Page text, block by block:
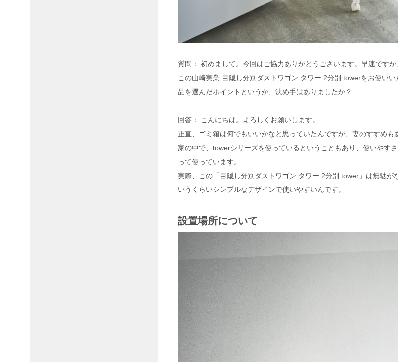
質問： 初めまして。今回はご協力ありがとうございます。早速ですが
この山崎実業 目隠し分別ダストワゴン タワー 2分別 towerをお使い
品を選んだポイントというか、決め手はありましたか？
回答： こんにちは。よろしくお願いします。
正直、ゴミ箱は何でもいいかなと思っていたんですが、妻のすすめも
家の中で、towerシリーズを使っているということもあり、使いやす
って使っています。
実際、この「目隠し分別ダストワゴン タワー 2分別 tower」は無駄が
いうくらいシンプルなデザインで使いやすいんです。
設置場所について